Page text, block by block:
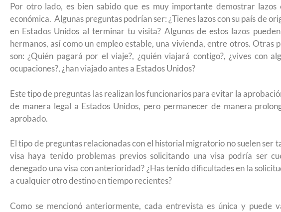
Por otro lado, es bien sabido que es muy importante demostrar
económica. Algunas preguntas podrían ser: ¿Tienes lazos con su país de
en Estados Unidos al terminar tu visita? Algunos de estos lazos
hermanos, así como un empleo estable, una vivienda, entre otros. Otras
son: ¿Quién pagará por el viaje?, ¿quién viajará contigo?, ¿vives con
ocupaciones?, ¿han viajado antes a Estados Unidos?
Este tipo de preguntas las realizan los funcionarios para evitar la
de manera legal a Estados Unidos, pero permanecer de manera
aprobado.
El tipo de preguntas relacionadas con el historial migratorio no suelen ser
visa haya tenido problemas previos solicitando una visa podría ser
denegado una visa con anterioridad? ¿Has tenido dificultades en la
a cualquier otro destino en tiempo recientes?
Como se mencionó anteriormente, cada entrevista es única y puede
UNAM San Antonio abre cursos de
2026